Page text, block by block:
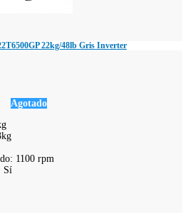
22kg/48lb Gris Inverter
Agotado
1100 rpm
Sí